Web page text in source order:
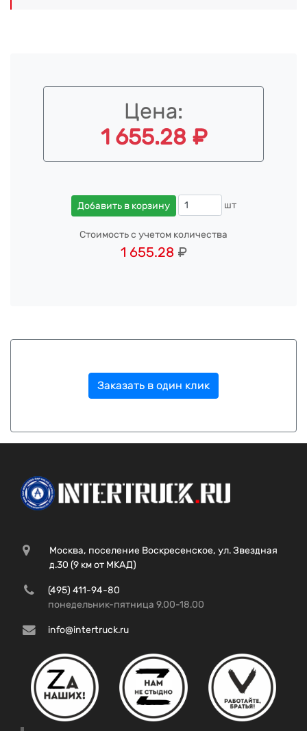
Цена:
1 655.28 ₽
Добавить в корзину шт
Стоимость с учетом количества
1 655.28 ₽
Заказать в один клик
Москва, поселение Воскресенское, ул. Звездная
д.30 (9 км от МКАД)
(495) 411-94-80
понедельник-пятница 9.00-18.00
info@intertruck.ru